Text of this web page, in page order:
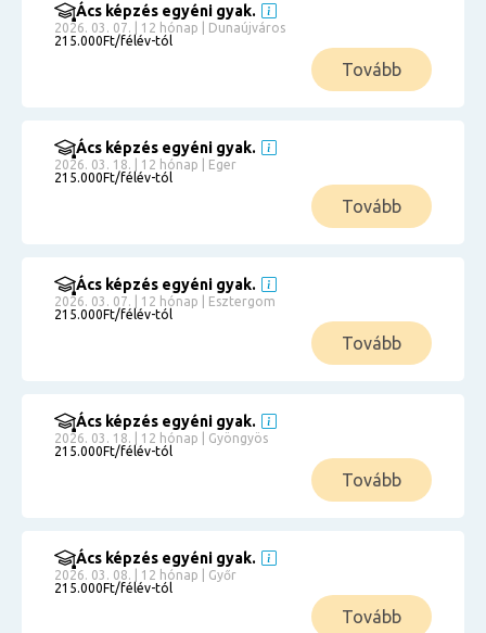
Ács képzés egyéni gyak.
2026. 03. 07. | 12 hónap | Dunaújváros
215.000Ft/félév-tól
Tovább
Ács képzés egyéni gyak.
2026. 03. 18. | 12 hónap | Eger
215.000Ft/félév-tól
Tovább
Ács képzés egyéni gyak.
2026. 03. 07. | 12 hónap | Esztergom
215.000Ft/félév-tól
Tovább
Ács képzés egyéni gyak.
2026. 03. 18. | 12 hónap | Gyöngyös
215.000Ft/félév-tól
Tovább
Ács képzés egyéni gyak.
2026. 03. 08. | 12 hónap | Győr
215.000Ft/félév-tól
Tovább